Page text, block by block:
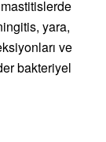
yara,
ve
bakteriyel